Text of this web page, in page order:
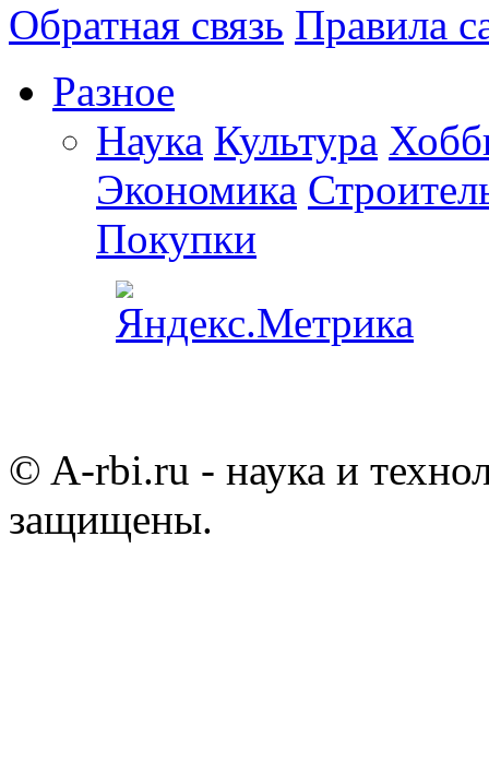
Обратная связь Правила
Разное
Наука Культура
Экономика
Покупки
© A-rbi.ru - наука и
защищены.